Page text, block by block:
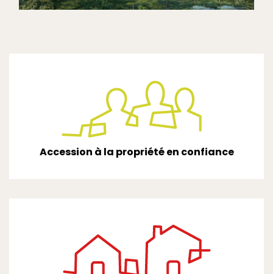
Accession à la propriété en confiance